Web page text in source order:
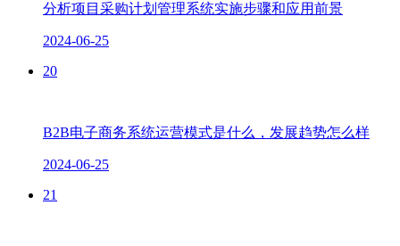
分析项目采购计划管理系统实施步骤和应用前景
2024-06-25
20
B2B电子商务系统运营模式是什么，发展趋势怎么样
2024-06-25
21